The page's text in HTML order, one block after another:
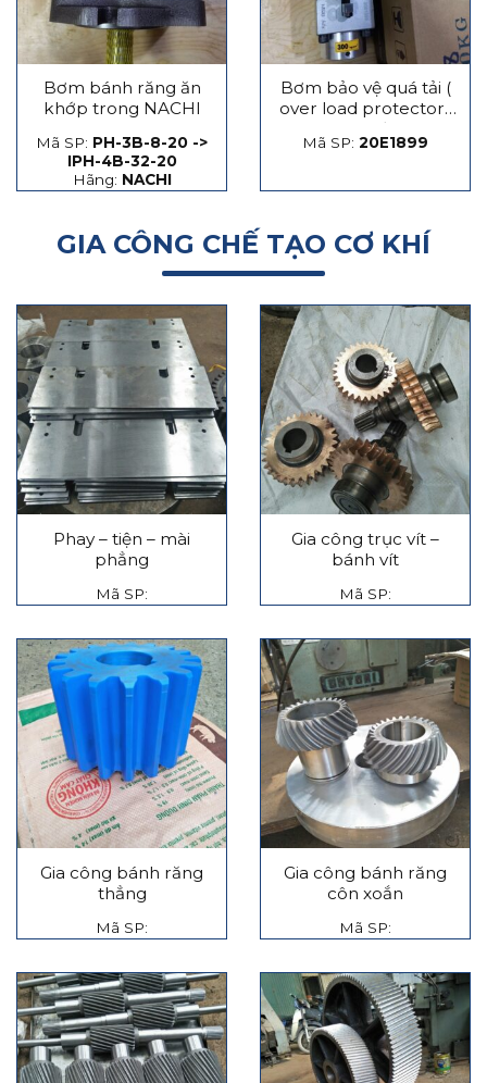
Bơm bánh răng ăn
khớp trong NACHI
Mã SP: PH-3B-8-20 ->
IPH-4B-32-20
Hãng: NACHI
Bơm bảo vệ quá tải (
over load protector)
máy dập
Mã SP: 20E1899
GIA CÔNG CHẾ TẠO CƠ KHÍ
Phay – tiện – mài
phẳng
Mã SP:
Gia công trục vít –
bánh vít
Mã SP:
Gia công bánh răng
thẳng
Mã SP:
Gia công bánh răng
côn xoắn
Mã SP: